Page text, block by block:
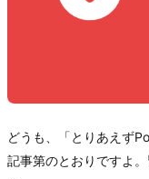
どうも、「とりあえず
記事第のとおりですよ